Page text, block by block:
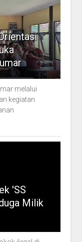
melalui
kegiatan
'SS
Milik